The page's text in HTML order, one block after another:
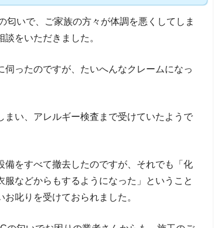
匂いで、ご家族の方々が体調を悪くしてしま
をいただきました。
ったのですが、たいへんなクレームになっ
まい、アレルギー検査まで受けていたようで
備をすべて撤去したのですが、それでも「化
などからもするようになった」ということ
叱りを受けておられました。